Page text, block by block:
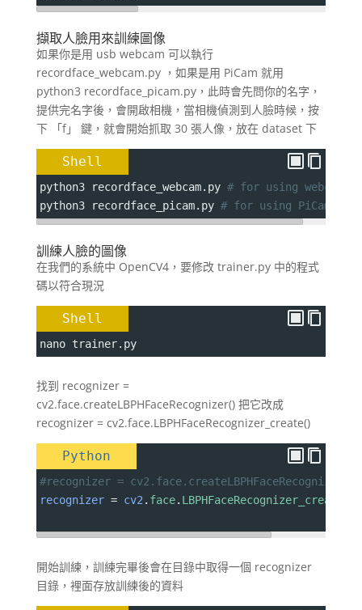
擷取人臉用來訓練圖像
如果你是用 usb webcam 可以執行
recordface_webcam.py ，如果是用 PiCam 就用
python3 recordface_picam.py，此時會先問你的名字，
提供完名字後，會開啟相機，當相機偵測到人臉時候，按
下 「f」 鍵，就會開始抓取 30 張人像，放在 dataset 下
Shell
python3 recordface_webcam.py # for using webcam
python3 recordface_picam.py # for using PiCam v2
訓練人臉的圖像
在我們的系統中 OpenCV4，要修改 trainer.py 中的程式
碼以符合現況
Shell
nano trainer.py
找到 recognizer =
cv2.face.createLBPHFaceRecognizer() 把它改成
recognizer = cv2.face.LBPHFaceRecognizer_create()
Python
#recognizer =
recognizer = cv2 . face. LBPHFaceRecognizer_create
開始訓練，訓練完畢後會在目錄中取得一個 recognizer
目錄，裡面存放訓練後的資料